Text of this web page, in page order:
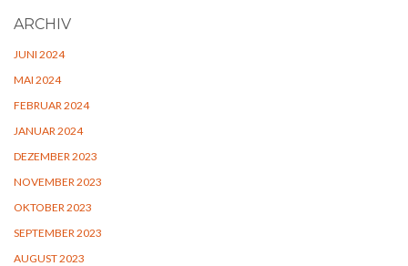
ARCHIV
JUNI 2024
MAI 2024
FEBRUAR 2024
JANUAR 2024
DEZEMBER 2023
NOVEMBER 2023
OKTOBER 2023
SEPTEMBER 2023
AUGUST 2023